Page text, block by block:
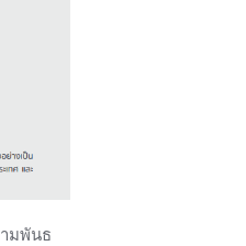
มพันธ